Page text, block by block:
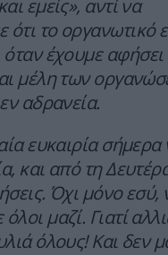
εμείς», αντί να
το οργανωτικό
όταν έχουμε
μέλη των
αδρανεία.
ευκαιρία σήμερα
και από τη
Όχι μόνο εσύ,
μαζί. Γιατί
όλους! Και δεν